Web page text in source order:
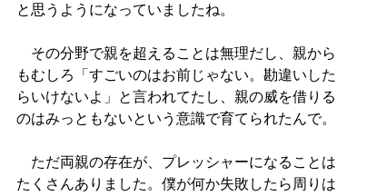
と思うようになっていましたね。
その分野で親を超えることは無理だし、親から
もむしろ「すごいのはお前じゃない。勘違いした
らいけないよ」と言われてたし、親の威を借りる
のはみっともないという意識で育てられたんで。
ただ両親の存在が、プレッシャーになることは
たくさんありました。僕が何か失敗したら周りは